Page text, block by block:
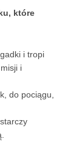
które
i tropi
i
do pociągu,